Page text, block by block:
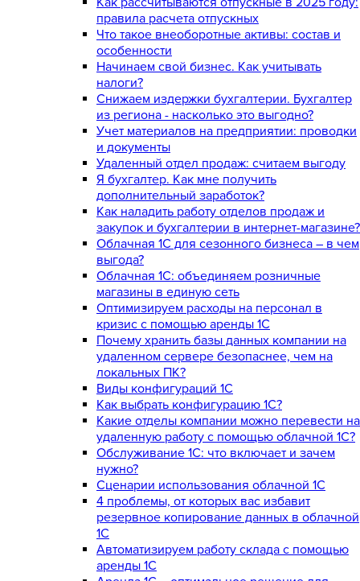
правила расчета отпускных
Что такое внеоборотные активы: состав и
особенности
Начинаем свой бизнес. Как учитывать
налоги?
Снижаем издержки бухгалтерии. Бухгалтер
из региона - насколько это выгодно?
Учет материалов на предприятии: проводки
и документы
Удаленный отдел продаж: считаем выгоду
Я бухгалтер. Как мне получить
дополнительный заработок?
Как наладить работу отделов продаж и
закупок и бухгалтерии в интернет-магазине?
Облачная 1С для сезонного бизнеса – в чем
выгода?
Облачная 1С: объединяем розничные
магазины в единую сеть
Оптимизируем расходы на персонал в
кризис с помощью аренды 1С
Почему хранить базы данных компании на
удаленном сервере безопаснее, чем на
локальных ПК?
Виды конфигураций 1С
Как выбрать конфигурацию 1С?
Какие отделы компании можно перевести на
удаленную работу с помощью облачной 1С?
Обслуживание 1С: что включает и зачем
нужно?
Сценарии использования облачной 1С
4 проблемы, от которых вас избавит
резервное копирование данных в облачной
1С
Автоматизируем работу склада с помощью
аренды 1С